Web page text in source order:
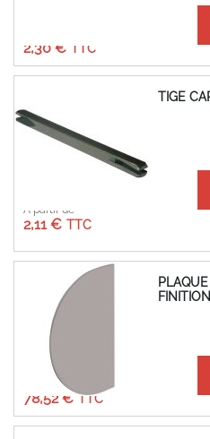
2,30 €
TIGE
À partir de
2,11 €
À partir de
78,52 €
65,43 €